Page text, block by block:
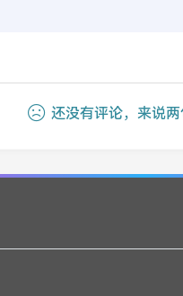
还没有评论，来说两